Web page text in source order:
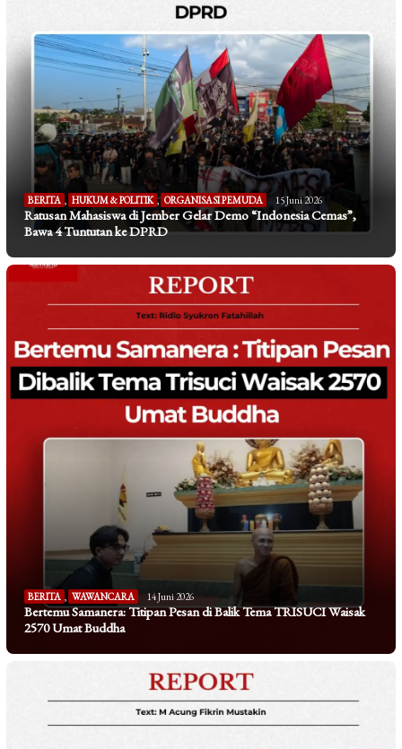
BERITA , HUKUM & POLITIK , ORGANISASI PEMUDA 15 Juni 2026
Ratusan Mahasiswa di Jember Gelar Demo “Indonesia Cemas”,
Bawa 4 Tuntutan ke DPRD
BERITA , WAWANCARA 14 Juni 2026
Bertemu Samanera: Titipan Pesan di Balik Tema TRISUCI Waisak
2570 Umat Buddha